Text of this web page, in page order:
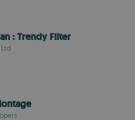
: Trendy Filter